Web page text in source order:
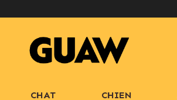
CHAT CHIEN